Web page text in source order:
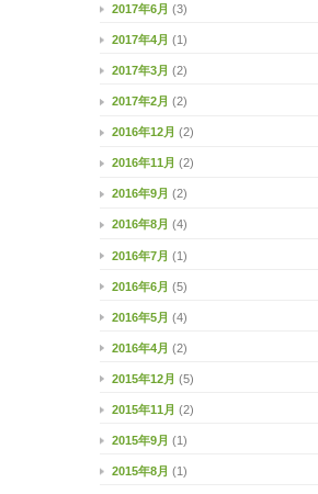
2017年6月 (3)
2017年4月 (1)
2017年3月 (2)
2017年2月 (2)
2016年12月 (2)
2016年11月 (2)
2016年9月 (2)
2016年8月 (4)
2016年7月 (1)
2016年6月 (5)
2016年5月 (4)
2016年4月 (2)
2015年12月 (5)
2015年11月 (2)
2015年9月 (1)
2015年8月 (1)